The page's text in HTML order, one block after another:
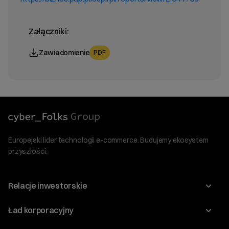
Załączniki:
Zawiadomienie PDF
Europejski lider technologii e-commerce. Budujemy ekosystem
przyszłości.
Relacje inwestorskie
Raporty
Ład korporacyjny